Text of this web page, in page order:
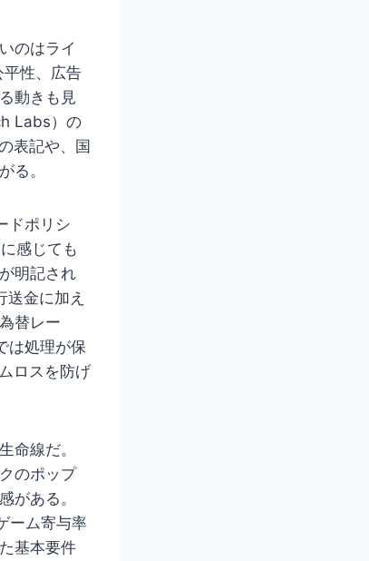
のはライ
平性、広告
動きも見
Labs）の
表記や、国
る。
ドポリシ
感じても
明記され
金に加え
替レー
は処理が保
ロスを防げ
命線だ。
のポップ
がある。
ーム寄与率
基本要件